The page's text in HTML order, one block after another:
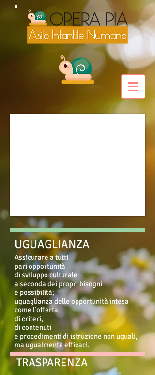
UGUAGLIANZA
Assicurare a tutti
pari opportunità
di sviluppo culturale
a seconda dei propri bisogni
e possibilità;
uguaglianza delle opportunità intesa
come l’offerta
di criteri,
di contenuti
e procedimenti di istruzione non uguali,
ma ugualmente efficaci.
TRASPARENZA